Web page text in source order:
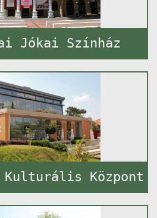
Jókai Színház
Kulturális Központ